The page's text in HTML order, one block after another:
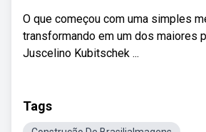
O que começou com uma simples
transformando em um dos maiores
Juscelino Kubitschek ...
Tags